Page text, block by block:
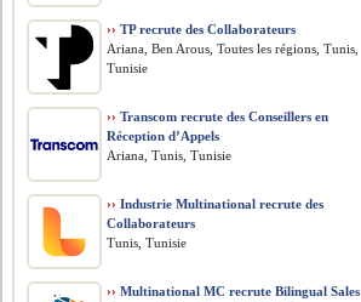
›› TP recrute des Collaborateurs
Ariana, Ben Arous, Toutes les régions, Tunis,
Tunisie
›› Transcom recrute des Conseillers en
Réception d’Appels
Ariana, Tunis, Tunisie
›› Industrie Multinational recrute des
Collaborateurs
Tunis, Tunisie
›› Multinational MC recrute Bilingual Sales